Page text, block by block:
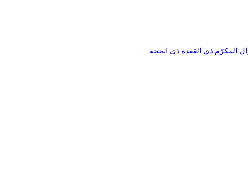
المكرّم ذي القعدة ذي الحجة